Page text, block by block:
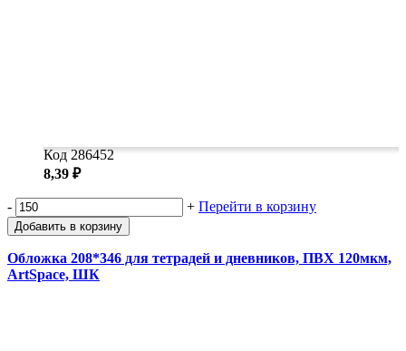
Код 286452
8,39 ₽
- + Перейти в корзину
Добавить в корзину
Обложка 208*346 для тетрадей и дневников, ПВХ 120мкм,
ArtSpace, ШК